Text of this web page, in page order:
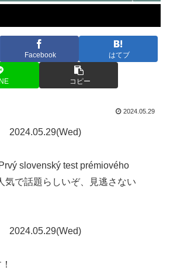
Facebook はてブ
コピー
2024.05.29
2024.05.29(Wed)
slovenský test prémiového
気で話題らしいぞ、見逃さない
2024.05.29(Wed)